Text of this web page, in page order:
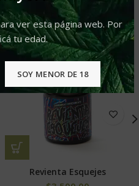
ver esta página web. Por
tu edad.
SOY MENOR DE 18
Revienta Esquejes